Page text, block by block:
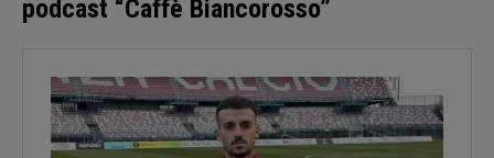
podcast “Caffè Biancorosso”